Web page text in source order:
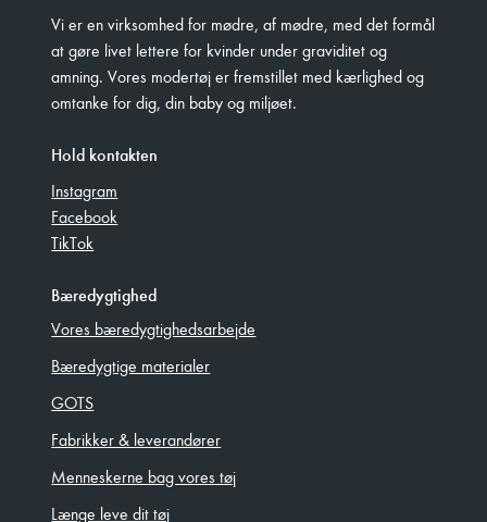
Vi er en virksomhed for mødre, af mødre, med det formål
at gøre livet lettere for kvinder under graviditet og
amning. Vores modertøj er fremstillet med kærlighed og
omtanke for dig, din baby og miljøet.
Hold kontakten
Instagram
Facebook
TikTok
Bæredygtighed
Vores bæredygtighedsarbejde
Bæredygtige materialer
GOTS
Fabrikker & leverandører
Menneskerne bag vores tøj
Længe leve dit tøj